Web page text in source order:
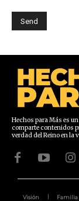
Hechos para Más es
comparte contenidos
verdad del Reino en la
Visión Familia